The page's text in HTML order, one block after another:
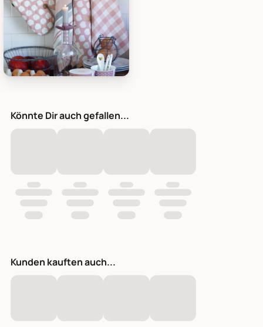
Geschirrhandtuch groß kariert aus Baumwolle dusty rose
Könnte Dir auch gefallen...
Kunden kauften auch...